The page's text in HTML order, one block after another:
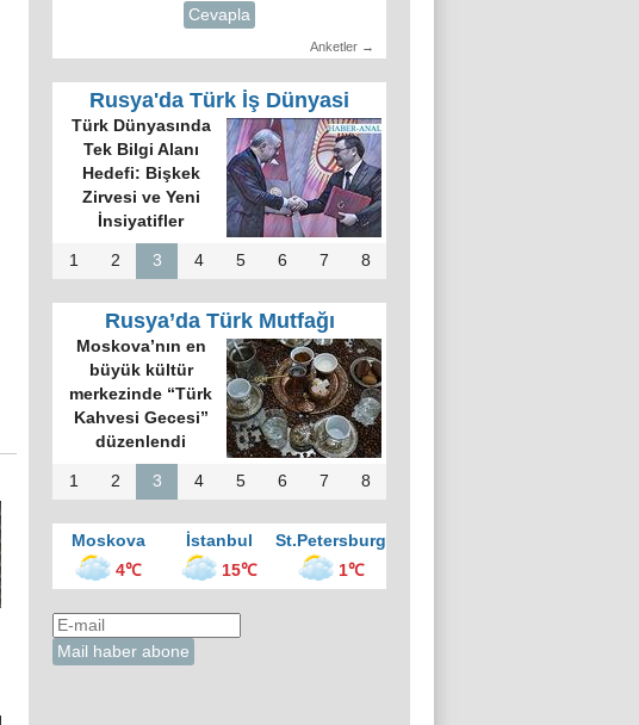
Cevapla
Anketler →
Rusya'da Türk İş Dünyasi
Türk Dünyasında
Tek Bilgi Alanı
Hedefi: Bişkek
Zirvesi ve Yeni
İnsiyatifler
1 2 3 4 5 6 7 8
Rusya’da Türk Mutfağı
Moskova’nın en
büyük kültür
merkezinde “Türk
Kahvesi Gecesi”
düzenlendi
1 2 3 4 5 6 7 8
Moskova İstanbul
St.Petersburg
4℃
15℃ 1℃